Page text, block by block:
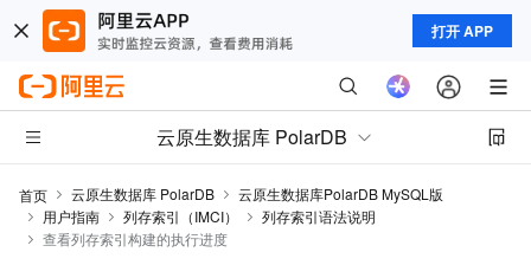
打开 APP
云原生数据库 PolarDB
首页 云原生数据库 PolarDB
云原生数据库PolarDB MySQL版
用户指南
列存索引（IMCI）
列存索引语法说明
查看列存索引构建的执行进度